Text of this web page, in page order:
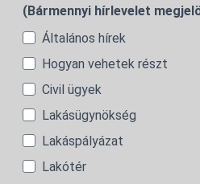
(Bármennyi hírlevelet
Általános hírek
Hogyan vehetek részt
Civil ügyek
Lakásügynökség
Lakáspályázat
Lakótér